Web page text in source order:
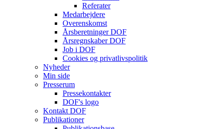
Referater
Medarbejdere
Overenskomst
Årsberetninger DOF
Årsregnskaber DOF
Job i DOF
Cookies og privatlivspolitik
Nyheder
Min side
Presserum
Pressekontakter
DOF's logo
Kontakt DOF
Publikationer